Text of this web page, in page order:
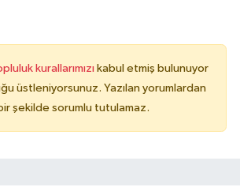
kurallarımızı kabul etmiş bulunuyor
üstleniyorsunuz. Yazılan yorumlardan
şekilde sorumlu tutulamaz.